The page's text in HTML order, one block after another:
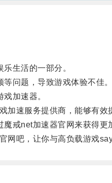
生活的一部分。
问题，导致游戏体验不佳。
加速器。
速服务提供商，能够有效
net加速器官网来获得更
吧，让你与高负载游戏say